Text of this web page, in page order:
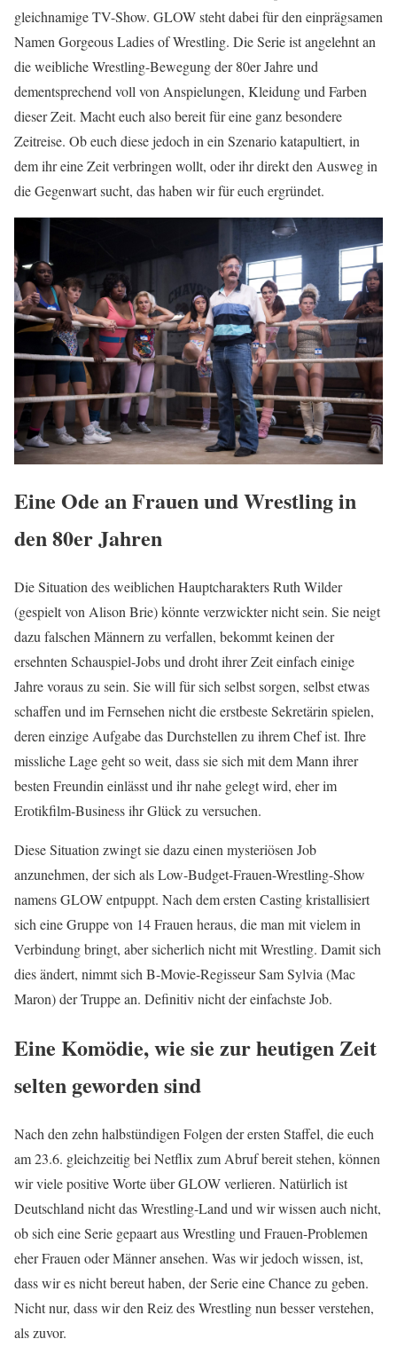
gleichnamige TV-Show. GLOW steht dabei für den einprägsamen
Namen Gorgeous Ladies of Wrestling. Die Serie ist angelehnt an
die weibliche Wrestling-Bewegung der 80er Jahre und
dementsprechend voll von Anspielungen, Kleidung und Farben
dieser Zeit. Macht euch also bereit für eine ganz besondere
Zeitreise. Ob euch diese jedoch in ein Szenario katapultiert, in
dem ihr eine Zeit verbringen wollt, oder ihr direkt den Ausweg in
die Gegenwart sucht, das haben wir für euch ergründet.
Eine Ode an Frauen und Wrestling in
den 80er Jahren
Die Situation des weiblichen Hauptcharakters Ruth Wilder
(gespielt von Alison Brie) könnte verzwickter nicht sein. Sie neigt
dazu falschen Männern zu verfallen, bekommt keinen der
ersehnten Schauspiel-Jobs und droht ihrer Zeit einfach einige
Jahre voraus zu sein. Sie will für sich selbst sorgen, selbst etwas
schaffen und im Fernsehen nicht die erstbeste Sekretärin spielen,
deren einzige Aufgabe das Durchstellen zu ihrem Chef ist. Ihre
missliche Lage geht so weit, dass sie sich mit dem Mann ihrer
besten Freundin einlässt und ihr nahe gelegt wird, eher im
Erotikfilm-Business ihr Glück zu versuchen.
Diese Situation zwingt sie dazu einen mysteriösen Job
anzunehmen, der sich als Low-Budget-Frauen-Wrestling-Show
namens GLOW entpuppt. Nach dem ersten Casting kristallisiert
sich eine Gruppe von 14 Frauen heraus, die man mit vielem in
Verbindung bringt, aber sicherlich nicht mit Wrestling. Damit sich
dies ändert, nimmt sich B-Movie-Regisseur Sam Sylvia (Mac
Maron) der Truppe an. Definitiv nicht der einfachste Job.
Eine Komödie, wie sie zur heutigen Zeit
selten geworden sind
Nach den zehn halbstündigen Folgen der ersten Staffel, die euch
am 23.6. gleichzeitig bei Netflix zum Abruf bereit stehen, können
wir viele positive Worte über GLOW verlieren. Natürlich ist
Deutschland nicht das Wrestling-Land und wir wissen auch nicht,
ob sich eine Serie gepaart aus Wrestling und Frauen-Problemen
eher Frauen oder Männer ansehen. Was wir jedoch wissen, ist,
dass wir es nicht bereut haben, der Serie eine Chance zu geben.
Nicht nur, dass wir den Reiz des Wrestling nun besser verstehen,
als zuvor.